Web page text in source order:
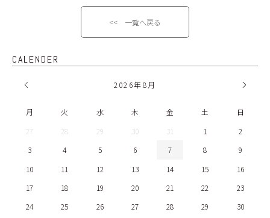
<< 一覧へ戻る
CALENDER
2026年8月
月 火 水 木 金 土
日
27
28 29 30 31 1
2
3
4 5 6 7 8
9
10
11 12 13 14 15
16
17
18 19 20 21 22
23
24
25 26 27 28 29
30